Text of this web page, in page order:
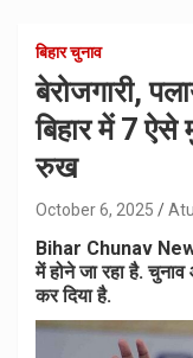
बिहार चुनाव
बेरोजगारी,
बिहार में 7 ऐसे
रुख
October 6, 2025
Bihar Chunav
में होने जा रहा है.
कर दिया है.